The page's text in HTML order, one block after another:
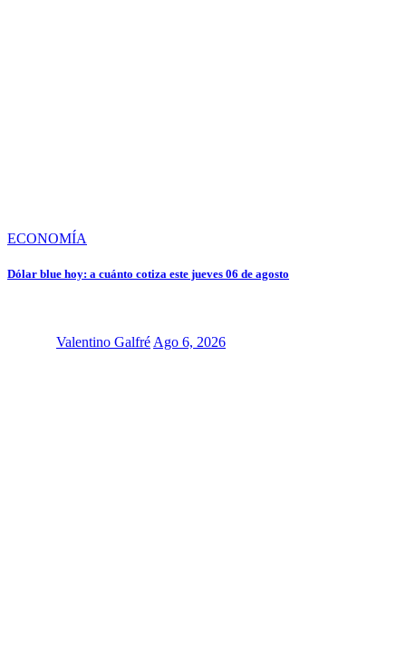
ECONOMÍA
Dólar blue hoy: a cuánto cotiza este jueves 06 de agosto
Valentino Galfré Ago 6, 2026